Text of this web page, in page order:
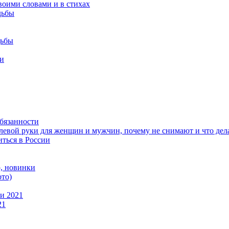
словами и в стихах
руки для женщин и мужчин, почему не снимают и что
в России
новинки
2021